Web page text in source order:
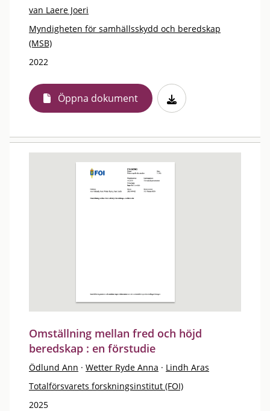
van Laere Joeri
Myndigheten för samhällsskydd och beredskap
(MSB)
2022
Öppna dokument
Omställning mellan fred och höjd
beredskap : en förstudie
Ödlund Ann · Wetter Ryde Anna · Lindh Aras
Totalförsvarets forskningsinstitut (FOI)
2025